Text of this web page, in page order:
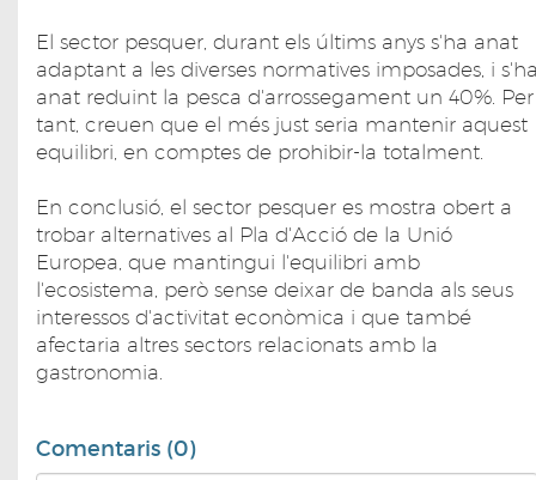
El sector pesquer, durant els últims anys s'ha anat
adaptant a les diverses normatives imposades, i
anat reduint la pesca d'arrossegament un 40%. Per
tant, creuen que el més just seria mantenir aquest
equilibri, en comptes de prohibir-la totalment.
En conclusió, el sector pesquer es mostra obert a
trobar alternatives al Pla d'Acció de la Unió
Europea, que mantingui l'equilibri amb
l'ecosistema, però sense deixar de banda als seus
interessos d'activitat econòmica i que també
afectaria altres sectors relacionats amb la
gastronomia.
Comentaris (0)